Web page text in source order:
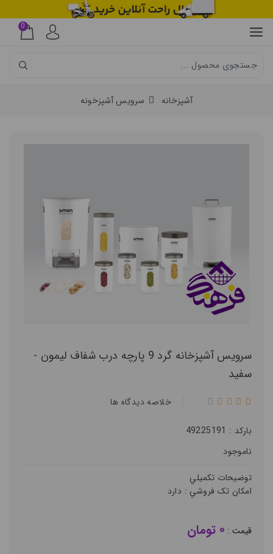
0
آشپزخانه سرویس آشپزخونه
سرویس آشپزخانه گرد 9 پارچه درب شفاف ليمون -
سفید
خلاصه ديدگاه ها
بارکد : 49225191
ناموجود
توضيحات تکميلي
امکان تک فروشي : دارد
قيمت : 0 تومان